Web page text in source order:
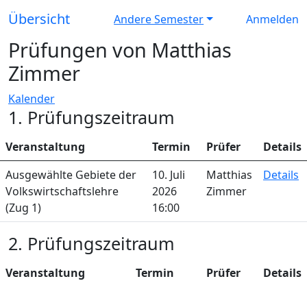
Übersicht Andere Semester Anmelden
Prüfungen von Matthias
Zimmer
Kalender
1. Prüfungszeitraum
Veranstaltung Termin Prüfer
Details
Ausgewählte Gebiete der
Volkswirtschaftslehre
(Zug 1)
10. Juli
2026
16:00
Matthias
Zimmer
Details
2. Prüfungszeitraum
Veranstaltung Termin Prüfer
Details